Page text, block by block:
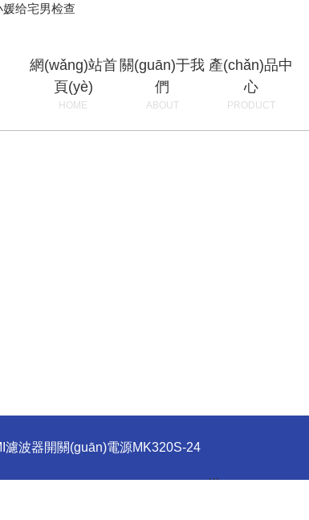
给宅男检查
網(wǎng)站首
頁(yè)
HOME
關(guān)于我
們
ABOUT
產(chǎn)品中
心
PRODUCT
波器開關(guān)電源MK320S-24